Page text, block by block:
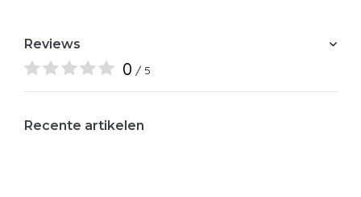
Reviews
0 / 5
Recente artikelen